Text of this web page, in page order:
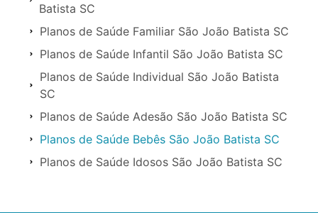
Batista SC
Planos de Saúde Familiar São João Batista SC
Planos de Saúde Infantil São João Batista SC
Planos de Saúde Individual São João Batista
SC
Planos de Saúde Adesão São João Batista SC
Planos de Saúde Bebês São João Batista SC
Planos de Saúde Idosos São João Batista SC